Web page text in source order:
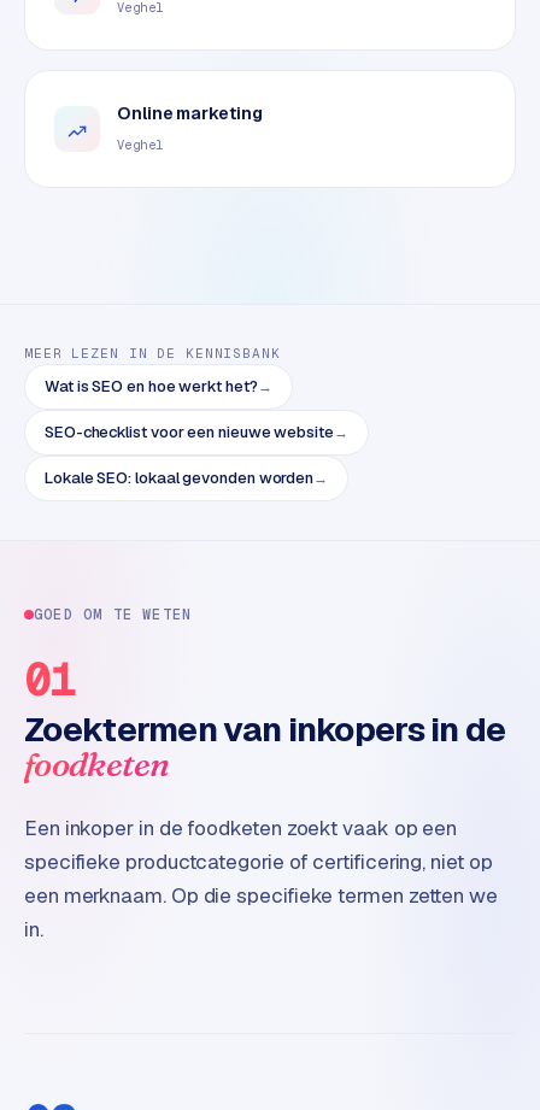
m
m
a
e
e
EXPERTISE
F
e
w
n
k
W
o
Veghel
Online marketing
Veghel
MEER LEZEN IN DE KENNISBANK
Wat is SEO en hoe werkt het?→
SEO-checklist voor een nieuwe website→
Lokale SEO: lokaal gevonden worden→
GOED OM TE WETEN
01
Zoektermen van inkopers in de
foodketen
Een inkoper in de foodketen zoekt vaak op een
specifieke productcategorie of certificering, niet op
een merknaam. Op die specifieke termen zetten we
in.